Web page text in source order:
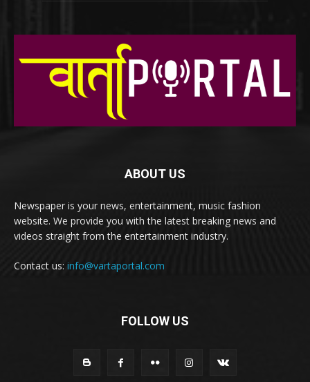
ABOUT US
Newspaper is your news, entertainment, music fashion
website. We provide you with the latest breaking news and
videos straight from the entertainment industry.
Contact us: info@vartaportal.com
FOLLOW US